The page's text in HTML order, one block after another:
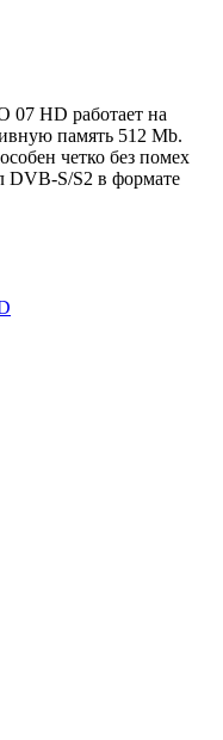
07 HD работает на
память 512 Mb.
четко без помех
DVB-S/S2 в формате